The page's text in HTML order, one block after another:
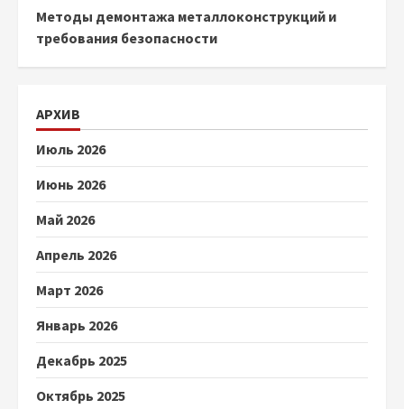
Методы демонтажа металлоконструкций и
требования безопасности
АРХИВ
Июль 2026
Июнь 2026
Май 2026
Апрель 2026
Март 2026
Январь 2026
Декабрь 2025
Октябрь 2025